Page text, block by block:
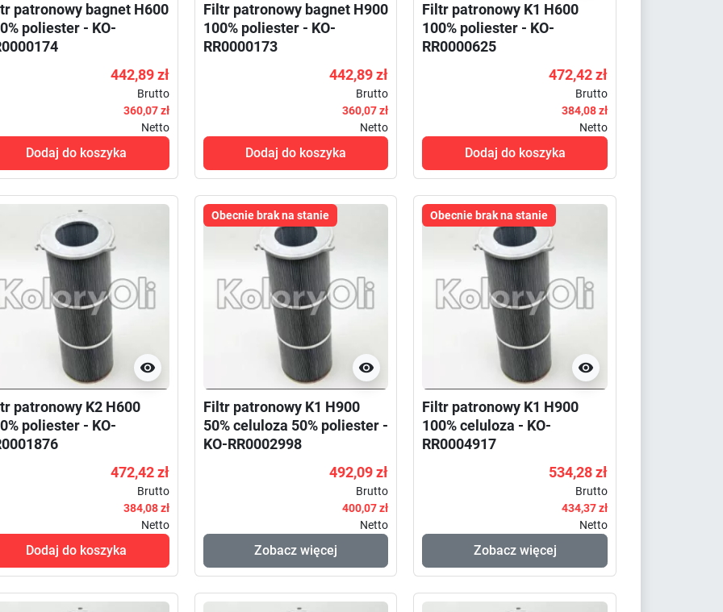
patronowy bagnet H600
poliester - KO-
442,89 zł
Brutto
360,07 zł
Netto
Dodaj do koszyka
Filtr patronowy bagnet H900
100% poliester - KO-
RR0000173
442,89 zł
Brutto
360,07 zł
Netto
Dodaj do koszyka
Filtr patronowy K1 H600
100% poliester - KO-
RR0000625
472,42 zł
Brutto
384,08 zł
Netto
Dodaj do koszyka

patronowy K2 H600
poliester - KO-
472,42 zł
Brutto
384,08 zł
Netto
Dodaj do koszyka
Obecnie brak na stanie

Filtr patronowy K1 H900
50% celuloza 50% poliester -
KO-RR0002998
492,09 zł
Brutto
400,07 zł
Netto
Zobacz więcej
Obecnie brak na stanie

Filtr patronowy K1 H900
100% celuloza - KO-
RR0004917
534,28 zł
Brutto
434,37 zł
Netto
Zobacz więcej